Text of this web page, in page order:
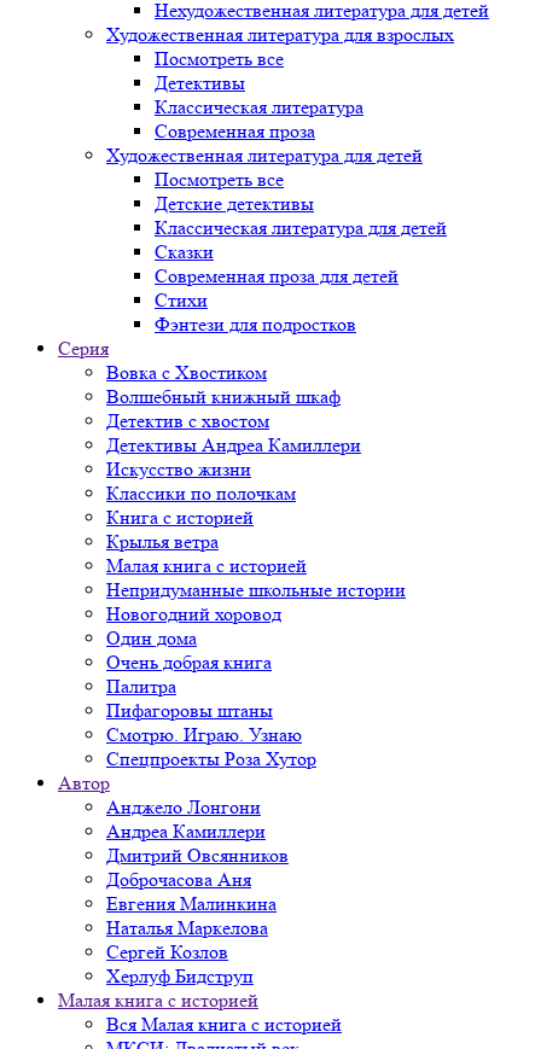
Нехудожественная литература для детей
Художественная литература для взрослых
Посмотреть все
Детективы
Классическая литература
Современная проза
Художественная литература для детей
Посмотреть все
Детские детективы
Классическая литература для детей
Сказки
Современная проза для детей
Стихи
Фэнтези для подростков
Серия
Вовка с Хвостиком
Волшебный книжный шкаф
Детектив с хвостом
Детективы Андреа Камиллери
Искусство жизни
Классики по полочкам
Книга с историей
Крылья ветра
Малая книга с историей
Непридуманные школьные истории
Новогодний хоровод
Один дома
Очень добрая книга
Палитра
Пифагоровы штаны
Смотрю. Играю. Узнаю
Спецпроекты Роза Хутор
Автор
Анджело Лонгони
Андреа Камиллери
Дмитрий Овсянников
Доброчасова Аня
Евгения Малинкина
Наталья Маркелова
Сергей Козлов
Херлуф Бидструп
Малая книга с историей
Вся Малая книга с историей